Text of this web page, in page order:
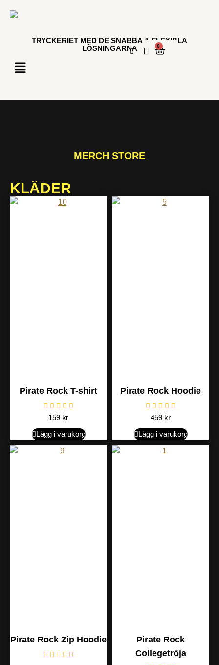
TRYCKERIET MED DE SNABBA & FLEXIBLA
LÖSNINGARNA
0
MERCH STORE
KLÄDER
Pirate Rock T-shirt
159 kr
Lägg i varukorg
Pirate Rock Hoodie
459 kr
Lägg i varukorg
Pirate Rock Zip Hoodie
Pirate Rock
Collegetröja